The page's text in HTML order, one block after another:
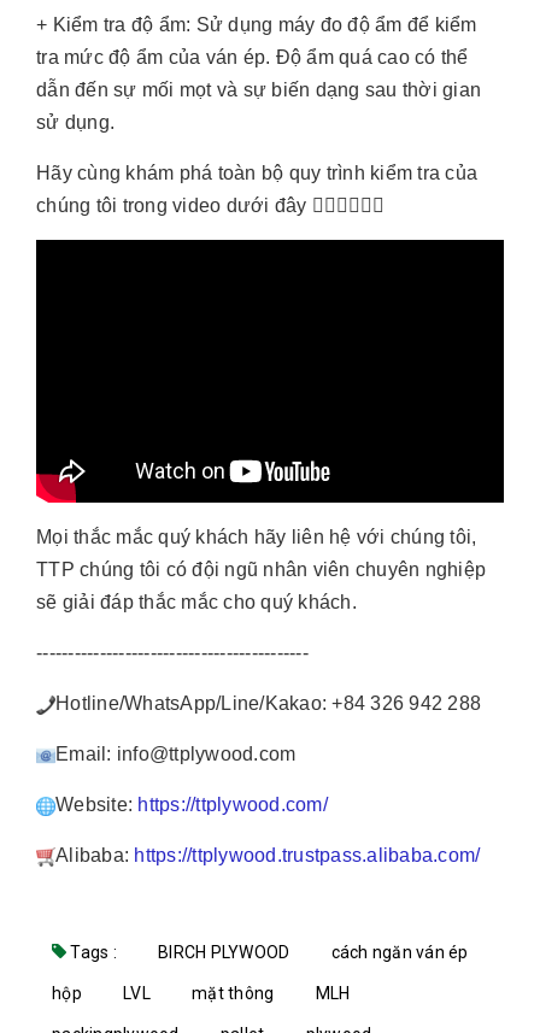
+ Kiểm tra độ ẩm: Sử dụng máy đo độ ẩm để kiểm
tra mức độ ẩm của ván ép. Độ ẩm quá cao có thể
dẫn đến sự mối mọt và sự biến dạng sau thời gian
sử dụng.
Hãy cùng khám phá toàn bộ quy trình kiểm tra của
chúng tôi trong video dưới đây 👇🏻👇🏻👇🏻
Mọi thắc mắc quý khách hãy liên hệ với chúng tôi,
TTP chúng tôi có đội ngũ nhân viên chuyên nghiệp
sẽ giải đáp thắc mắc cho quý khách.
-------------------------------------------
Hotline/WhatsApp/Line/Kakao: +84 326 942 288
Email: info@ttplywood.com
Website: https://ttplywood.com/
Alibaba: https://ttplywood.trustpass.alibaba.com/
Tags : BIRCH PLYWOOD cách ngăn ván ép
hộp LVL mặt thông MLH